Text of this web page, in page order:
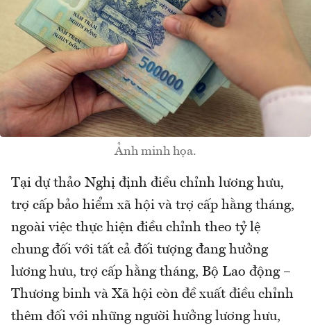
Ảnh minh họa.
Tại dự thảo Nghị định điều chỉnh lương hưu,
trợ cấp bảo hiểm xã hội và trợ cấp hằng tháng,
ngoài việc thực hiện điều chỉnh theo tỷ lệ
chung đối với tất cả đối tượng đang hưởng
lương hưu, trợ cấp hằng tháng, Bộ Lao động –
Thương binh và Xã hội còn đề xuất điều chỉnh
thêm đối với những người hưởng lương hưu,